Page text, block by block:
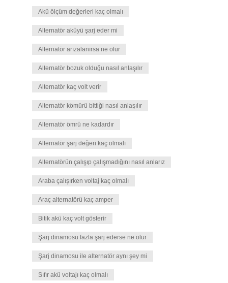
Akü ölçüm değerleri kaç olmalı
Alternatör aküyü şarj eder mi
Alternatör arızalanırsa ne olur
Alternatör bozuk olduğu nasıl anlaşılır
Alternatör kaç volt verir
Alternatör kömürü bittiği nasıl anlaşılır
Alternatör ömrü ne kadardır
Alternatör şarj değeri kaç olmalı
Alternatörün çalışıp çalışmadığını nasıl anlarız
Araba çalışırken voltaj kaç olmalı
Araç alternatörü kaç amper
Bitik akü kaç volt gösterir
Şarj dinamosu fazla şarj ederse ne olur
Şarj dinamosu ile alternatör aynı şey mi
Sıfır akü voltajı kaç olmalı